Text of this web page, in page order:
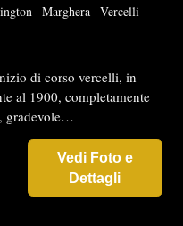
- Marghera - Vercelli
di corso vercelli, in
al 1900, completamente
gradevole…
Vedi Foto e
Dettagli